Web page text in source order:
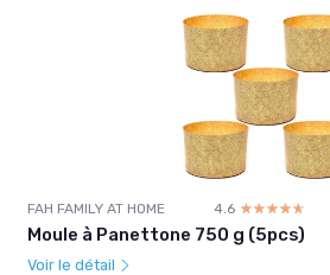
FAH FAMILY AT HOME 4.6 ☆☆☆☆☆
★★★★★
Moule à Panettone 750 g (5pcs)
Voir le détail